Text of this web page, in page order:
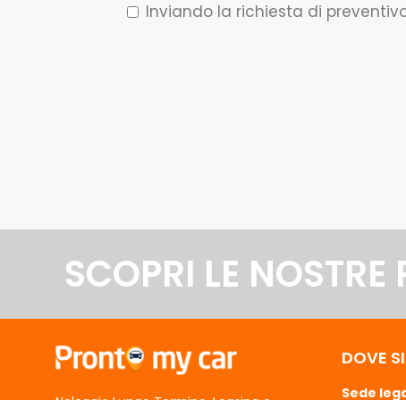
Inviando la richiesta di
e
t
c
a
m
SCOPRI LE
DOVE
Sede